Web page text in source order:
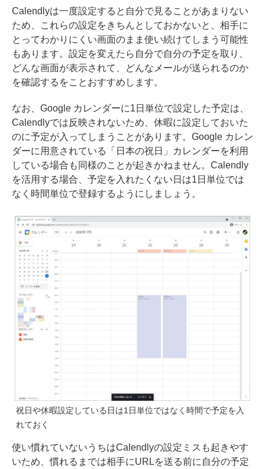
Calendlyは一度設定すると自分で見ることがあまりない
ため、これらの設定をきちんとしておかないと、相手に
とってわかりにくい画面のまま使い続けてしまう可能性
もあります。設定を変えたら自分で自分の予定を取り、
どんな画面が表示されて、どんなメールが送られるのか
を確認するをことおすすめします。
なお、Google カレンダーに1日単位で設定した予定は、
Calendlyでは反映されないため、休暇に設定しておいた
のに予定が入ってしまうことがあります。Google カレン
ダーに用意されている「日本の祝日」カレンダーを利用
している場合も同様のことが起きかねません。Calendly
を活用する場合、予定を入れたくない日は1日単位では
なく時間単位で登録するようにしましょう。
祝日や休暇設定している日は1日単位ではなく時間で予定を入
れておく
使い慣れていないうちはCalendlyの設定ミスも起きやす
いため、慣れるまでは相手にURLを送る前に自分の予定